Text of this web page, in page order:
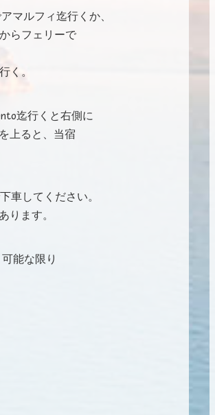
マルフィ迄行くか、
らフェリーで
く。
迄行くと右側に
上ると、当宿
車してください。
ります。
能な限り